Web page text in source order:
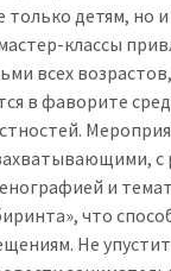
только детям, но
классы
всех
в фаворите
с
и
что
Не